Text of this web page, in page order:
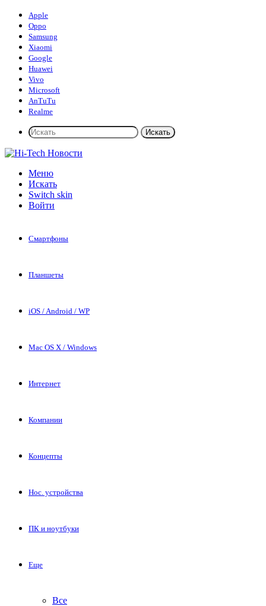
Apple
Oppo
Samsung
Xiaomi
Google
Huawei
Vivo
Microsoft
AnTuTu
Realme
Искать
Меню
Искать
Switch skin
Войти
Смартфоны
Планшеты
iOS / Android / WP
Mac OS X / Windows
Интернет
Компании
Концепты
Нос. устройства
ПК и ноутбуки
Еще
Все